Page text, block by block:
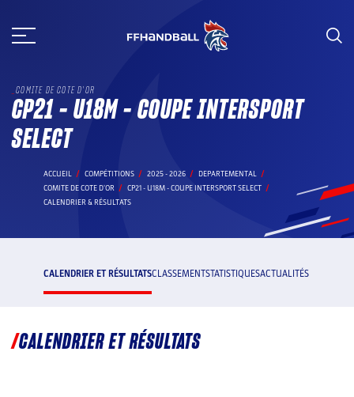
au
COMITE DE COTE D'OR
CP21 - U18M - COUPE INTERSPORT
SELECT
ACCUEIL COMPÉTITIONS 2025 - 2026
DEPARTEMENTAL
COMITE DE COTE D'OR
CP21 - U18M - COUPE INTERSPORT SELECT
CALENDRIER & RÉSULTATS
CALENDRIER ET RÉSULTATSCLASSEMENTSTATISTIQUESACTUALITÉS
CALENDRIER ET RÉSULTATS